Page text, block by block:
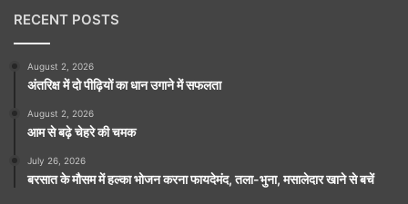
RECENT POSTS
August 2, 2026
अंतरिक्ष में दो पीढ़ियों का धान उगाने में सफलता
August 2, 2026
आम से बढ़े चेहरे की चमक
July 26, 2026
बरसात के मौसम में हल्का भोजन करना फायदेमंद, तला-भुना, मसालेदार खाने से बचें